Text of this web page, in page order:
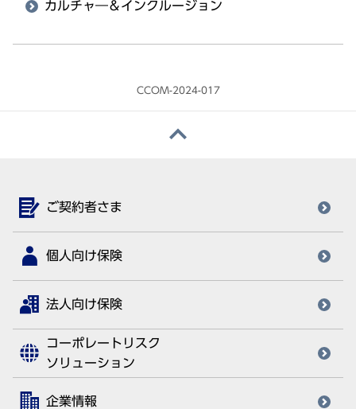
カルチャ―＆インクルージョン
CCOM-2024-017
ご契約者さま
個人向け保険
法人向け保険
コーポレートリスク
ソリューション
企業情報